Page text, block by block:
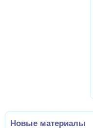
Новые материалы